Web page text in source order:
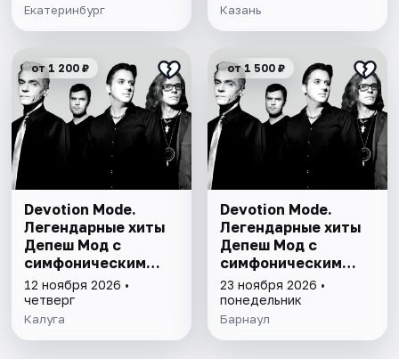
Екатеринбург Казань
от 1 200 ₽
Devotion Mode.
Легендарные хиты
Депеш Мод с
симфоническим
оркестром
12 ноября 2026 •
четверг
Калуга
от 1 500 ₽
Devotion Mode.
Легендарные хиты
Депеш Мод с
симфоническим
оркестром
23 ноября 2026 •
понедельник
Барнаул